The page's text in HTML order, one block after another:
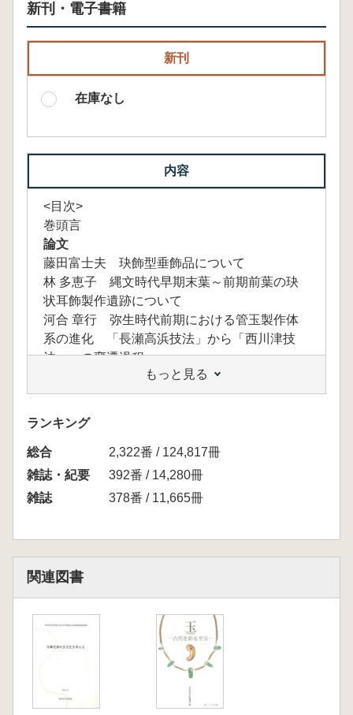
新刊・電子書籍
新刊
在庫なし
内容
<目次>
巻頭言
論文
藤田富士夫 玦飾型垂飾品について
林 多恵子 縄文時代早期末葉～前期前葉の玦
状耳飾製作遺跡について
河合 章行 弥生時代前期における管玉製作体
系の進化 「長瀬高浜技法」から「西川津技
法」への変遷過程
水村 直人 鳥取県東・中部における弥生時代
中期管玉製作の様相 主に鳥取市常松菅田遺跡
出土資料の検討から
大竹 憲治 于闐国王・王妃供養像壁画に描か
れた王冠と鳳冠に見る玉類敦煌莫高窟第98窟東
壁の事例を中心に
松浦宥一郎 中国古代の琥珀製品と琥珀玉
田横穴墓出土偶に寄せて
もっと見る
ランキング
総合
2,322番 / 124,817冊
雑誌・紀要
392番 / 14,280冊
雑誌
378番 / 11,665冊
関連図書